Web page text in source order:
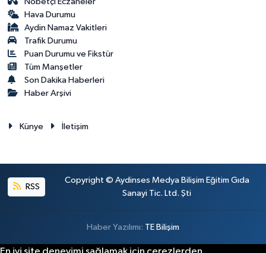
Hava Durumu
Aydin Namaz Vakitleri
Trafik Durumu
Puan Durumu ve Fikstür
Tüm Manşetler
Son Dakika Haberleri
Haber Arşivi
Künye İletişim
RSS
Copyright © Aydinses Medya Bilişim Eğitim Gıda
Sanayi Tic. Ltd. Şti
Haber Yazılımı: TE Bilişim